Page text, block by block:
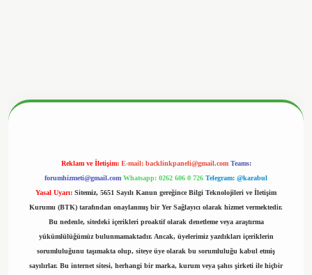
Reklam ve İletişim: E-mail: backlinkpaneli@gmail.com Teams:
forumhizmeti@gmail.com Whatsapp: 0262 606 0 726 Telegram: @karabul
Yasal Uyarı: Sitemiz, 5651 Sayılı Kanun gereğince Bilgi Teknolojileri ve İletişim
Kurumu (BTK) tarafından onaylanmış bir Yer Sağlayıcı olarak hizmet vermektedir.
Bu nedenle, sitedeki içerikleri proaktif olarak denetleme veya araştırma
yükümlülüğümüz bulunmamaktadır. Ancak, üyelerimiz yazdıkları içeriklerin
sorumluluğunu taşımakta olup, siteye üye olarak bu sorumluluğu kabul etmiş
sayılırlar. Bu internet sitesi, herhangi bir marka, kurum veya şahıs şirketi ile hiçbir